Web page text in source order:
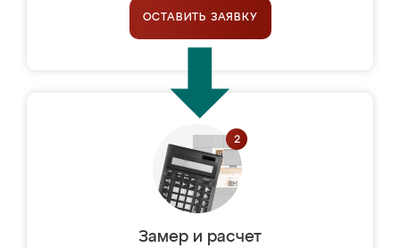
ОСТАВИТЬ ЗАЯВКУ
Замер и расчет